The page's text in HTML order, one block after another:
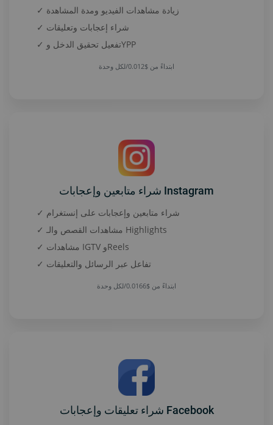
✓ زيادة مشاهدات الفيديو ومدة المشاهدة
✓ شراء إعجابات وتعليقات
✓ تفعيل تحقيق الدخل وYPP
ابتداءً من $0.012/لكل وحدة
شراء متابعين وإعجابات Instagram
✓ شراء متابعين وإعجابات على إنستغرام
✓ مشاهدات القصص والـ Highlights
✓ مشاهدات IGTV وReels
✓ تفاعل عبر الرسائل والتعليقات
ابتداءً من $0.0166/لكل وحدة
شراء تعليقات وإعجابات Facebook